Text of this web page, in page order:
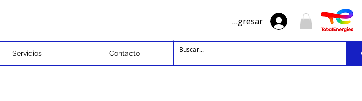
Ingresar
Servicios Contacto